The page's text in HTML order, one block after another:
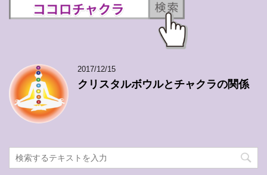
2017/12/15
クリスタルボウルとチャクラの関係